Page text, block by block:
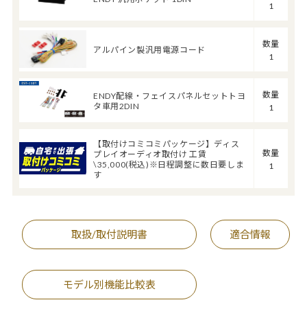
1
アルパイン製汎用電源コード
数量
1
ENDY配線・フェイスパネルセットトヨ
タ車用2DIN
数量
1
【取付けコミコミパッケージ】ディス
プレイオーディオ取付け 工賃
\35,000(税込)※日程調整に数日要しま
す
数量
1
取扱/取付説明書 適合情報
モデル別機能比較表